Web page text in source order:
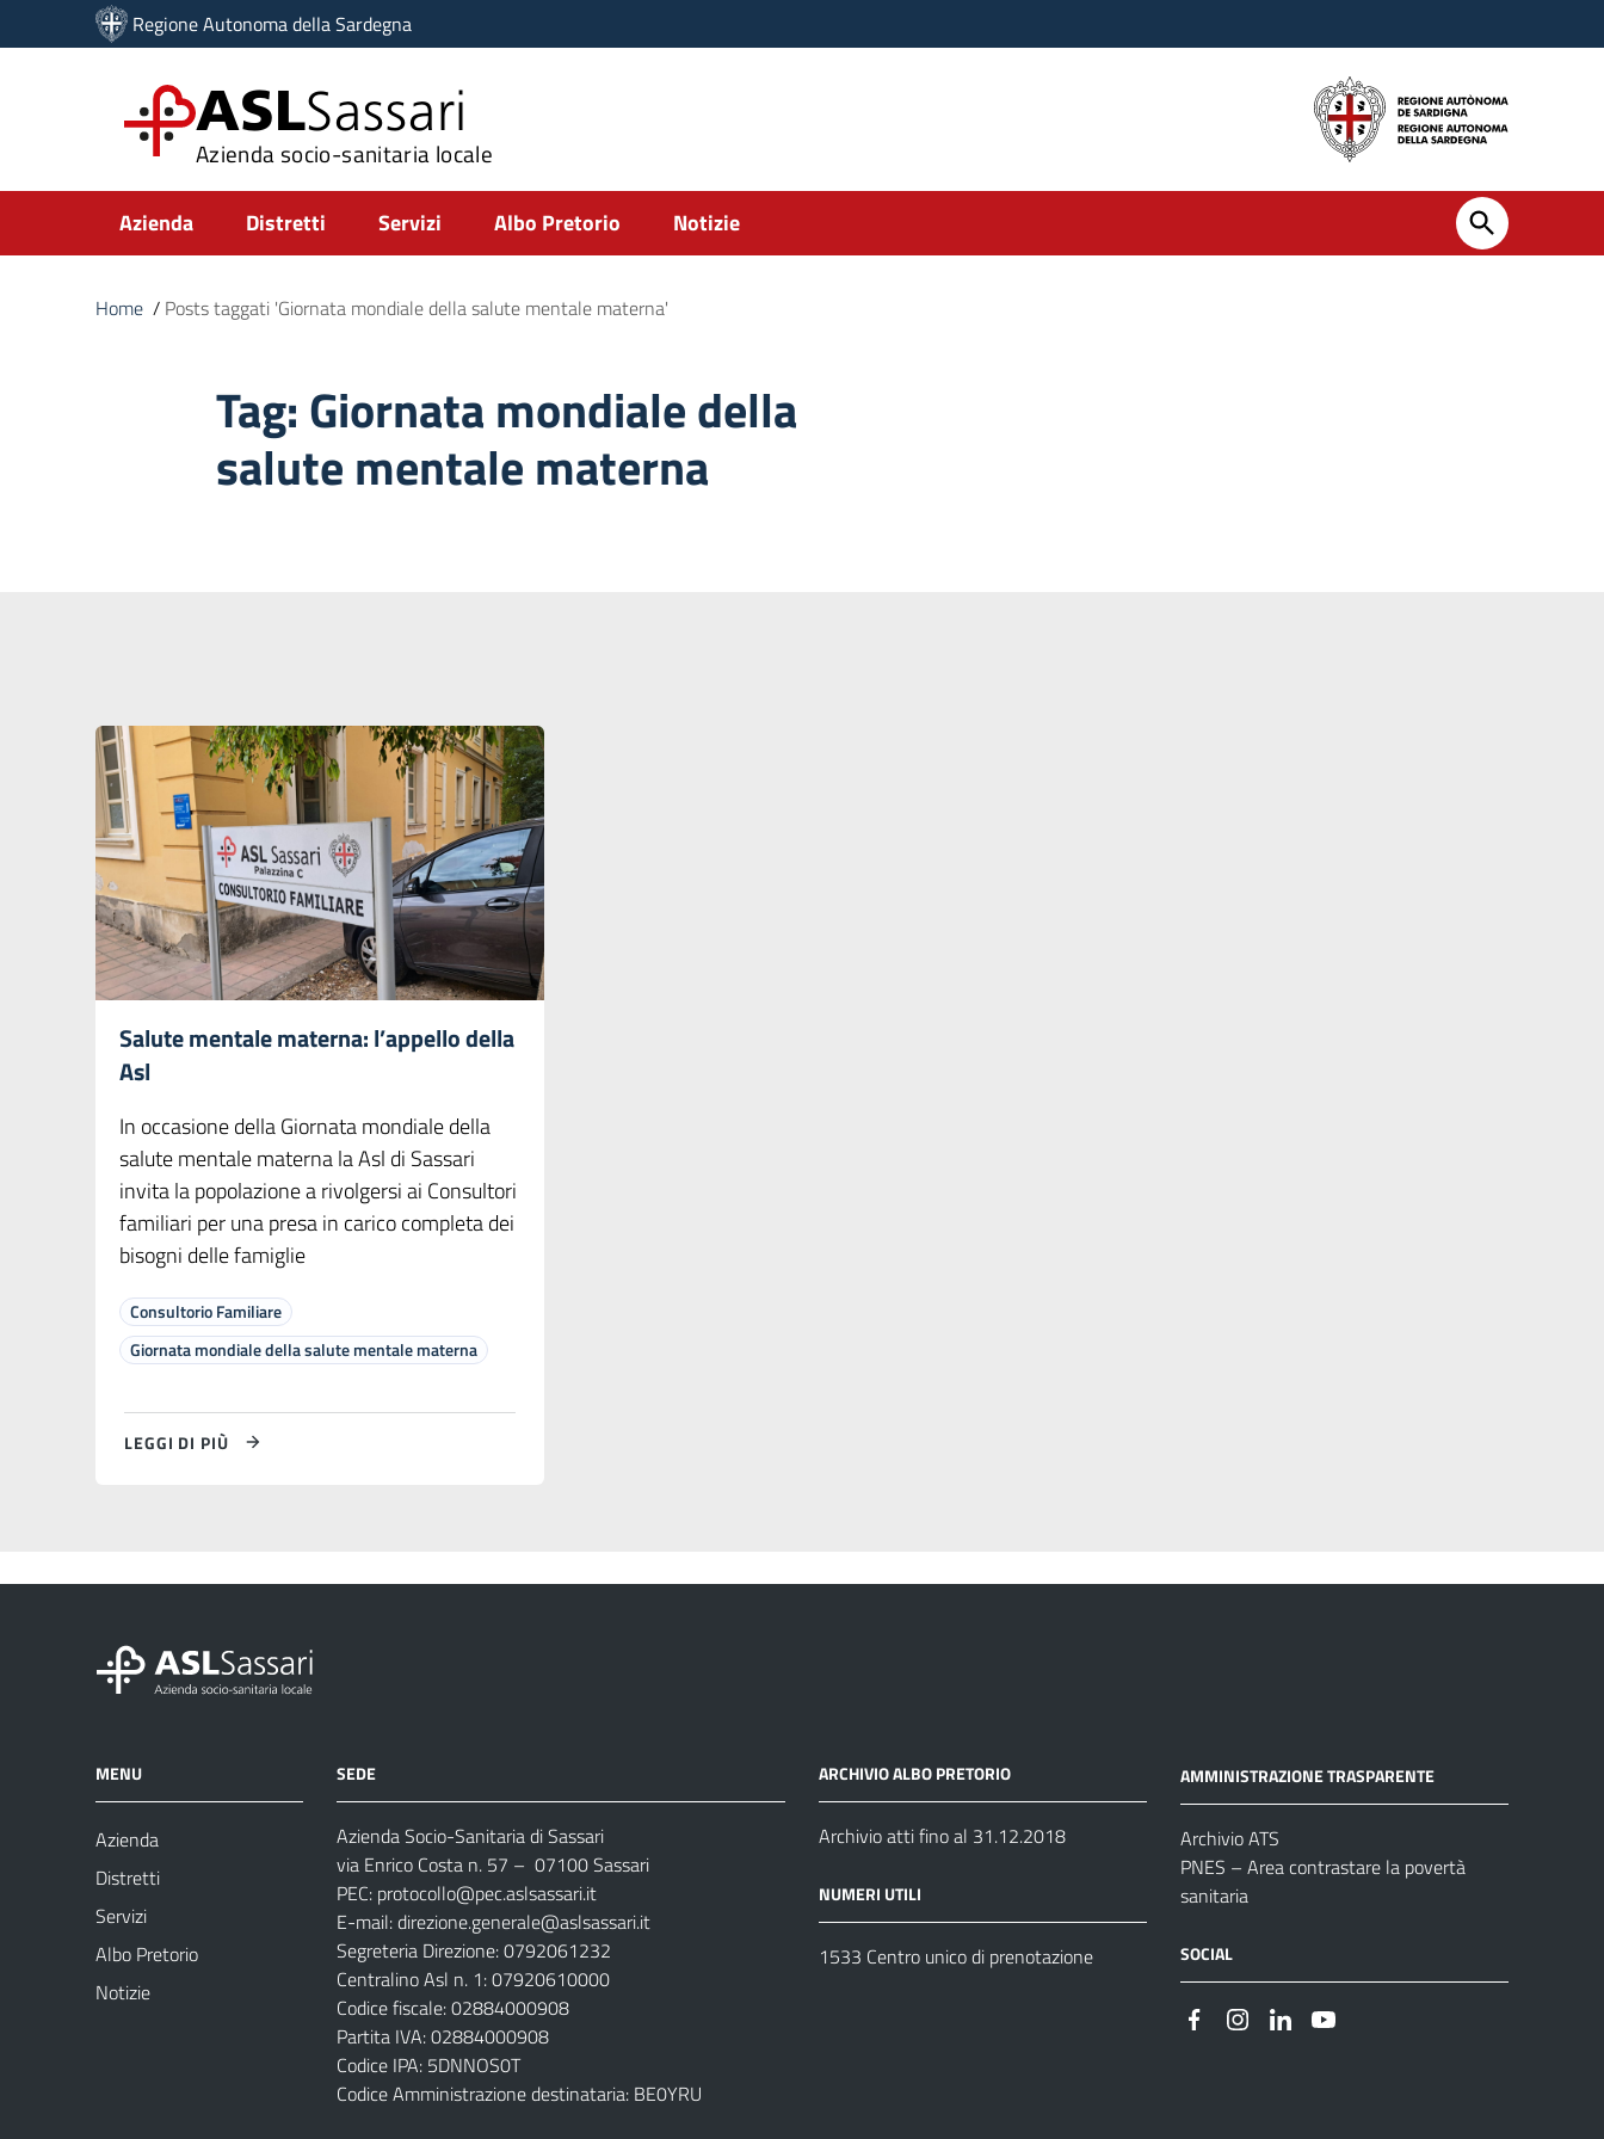
Vai ai contenuti
Vai al menu di navigazione
Regione Autonoma della Sardegna
ASLSassari
Azienda socio-sanitaria locale
Submenu
Azienda Distretti Servizi Albo Pretorio Notizie
Home / Posts taggati 'Giornata mondiale della salute mentale materna'
Tag:Giornata mondiale della
salute mentale materna
Salute mentale materna: l’appello della
Asl
In occasione della Giornata mondiale della
salute mentale materna la Asl di Sassari
invita la popolazione a rivolgersi ai Consultori
familiari per una presa in carico completa dei
bisogni delle famiglie
Consultorio Familiare
Giornata mondiale della salute mentale materna
LEGGI DI PIÙ
MENU
Azienda
Distretti
Servizi
Albo Pretorio
Notizie
SEDE
Azienda Socio-Sanitaria di Sassari
via Enrico Costa n. 57 – 07100 Sassari
PEC: protocollo@pec.aslsassari.it
E-mail:direzione.generale@aslsassari.it
Segreteria Direzione: 0792061232
Centralino Asl n. 1: 07920610000
Codice fiscale: 02884000908
Partita IVA: 02884000908
Codice IPA: 5DNNOS0T
Codice Amministrazione destinataria: BE0YRU
ARCHIVIO ALBO PRETORIO
Archivio atti fino al 31.12.2018
NUMERI UTILI
1533 Centro unico di prenotazione
AMMINISTRAZIONE TRASPARENTE
Archivio ATS
PNES – Area contrastare la povertà
sanitaria
SOCIAL